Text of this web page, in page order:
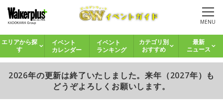
MENU
エリアから探
す
イベント
カレンダー
イベント
ランキング
カテゴリ別
おすすめ
最新
ニュース
2026年の更新は終了いたしました。来年（2027年）も
どうぞよろしくお願いします。